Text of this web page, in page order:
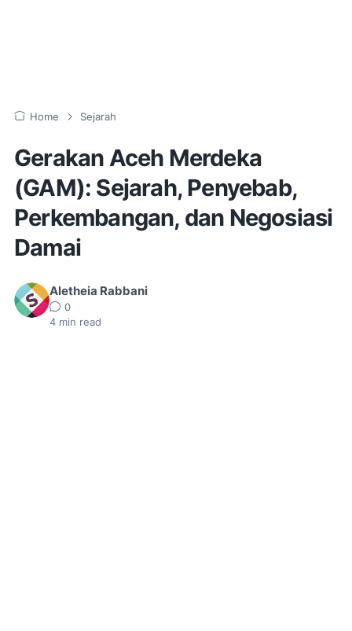
Home Sejarah
Gerakan Aceh Merdeka
(GAM): Sejarah, Penyebab,
Perkembangan, dan Negosiasi
Damai
Aletheia Rabbani
0
4 min read